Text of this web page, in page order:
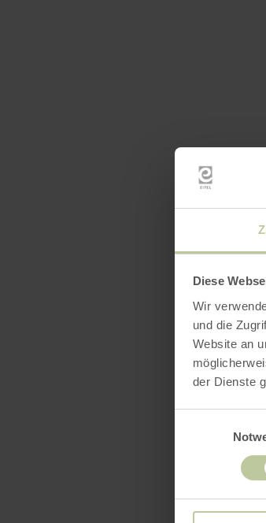
Diese
Wir
und die
Website an
der Dienste